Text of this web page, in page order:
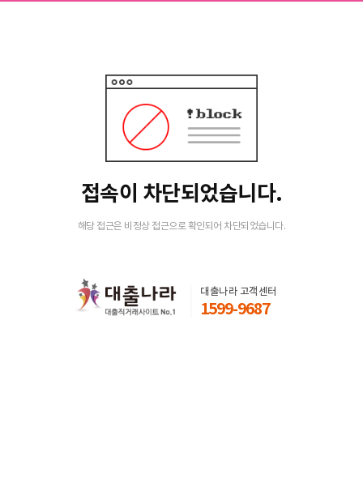
접속이 차단되었습니다.
해당 접근은 비정상 접근으로 확인되어 차단되었습니다.
대출나라 고객센터
1599-9687